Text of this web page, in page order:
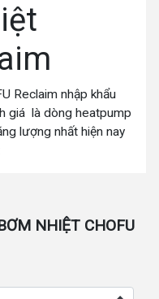
Reclaim nhập khẩu
giá là dòng heatpump
lượng nhất hiện nay
NHIỆT CHOFU